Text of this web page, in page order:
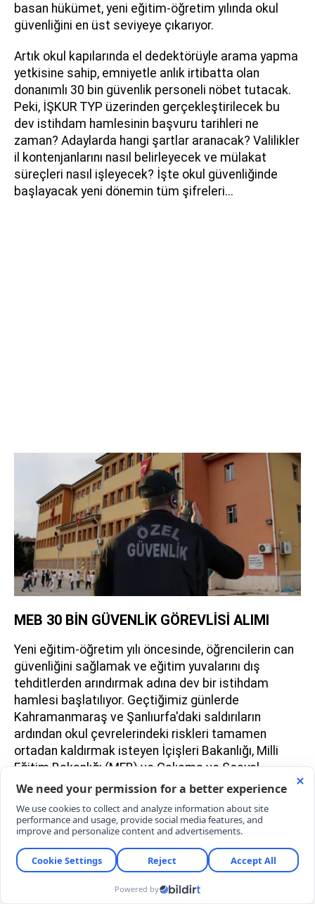
basan hükümet, yeni eğitim-öğretim yılında okul
güvenliğini en üst seviyeye çıkarıyor.
Artık okul kapılarında el dedektörüyle arama yapma
yetkisine sahip, emniyetle anlık irtibatta olan
donanımlı 30 bin güvenlik personeli nöbet tutacak.
Peki, İŞKUR TYP üzerinden gerçekleştirilecek bu
dev istihdam hamlesinin başvuru tarihleri ne
zaman? Adaylarda hangi şartlar aranacak? Valilikler
il kontenjanlarını nasıl belirleyecek ve mülakat
süreçleri nasıl işleyecek? İşte okul güvenliğinde
başlayacak yeni dönemin tüm şifreleri...
MEB 30 BİN GÜVENLİK GÖREVLİSİ ALIMI
Yeni eğitim-öğretim yılı öncesinde, öğrencilerin can
güvenliğini sağlamak ve eğitim yuvalarını dış
tehditlerden arındırmak adına dev bir istihdam
hamlesi başlatılıyor. Geçtiğimiz günlerde
Kahramanmaraş ve Şanlıurfa'daki saldırıların
ardından okul çevrelerindeki riskleri tamamen
ortadan kaldırmak isteyen İçişleri Bakanlığı, Milli
Eğitim Bakanlığı (MEB) ve Çalışma ve Sosyal
Güvenlik Bakanlığı güçlerini birleştirdi.
İmzalanan üçlü protokol kapsamında, 81 ildeki
okullarda görevlendirilmek üzere tam 30 bin yeni
güvenlik görevlisi alınacağı açıklandı. Öğrencilerin
güvenli ve huzurlu bir ortamda eğitim almasını
sağlayacak olan bu personellerin seçimi, İŞKUR'un